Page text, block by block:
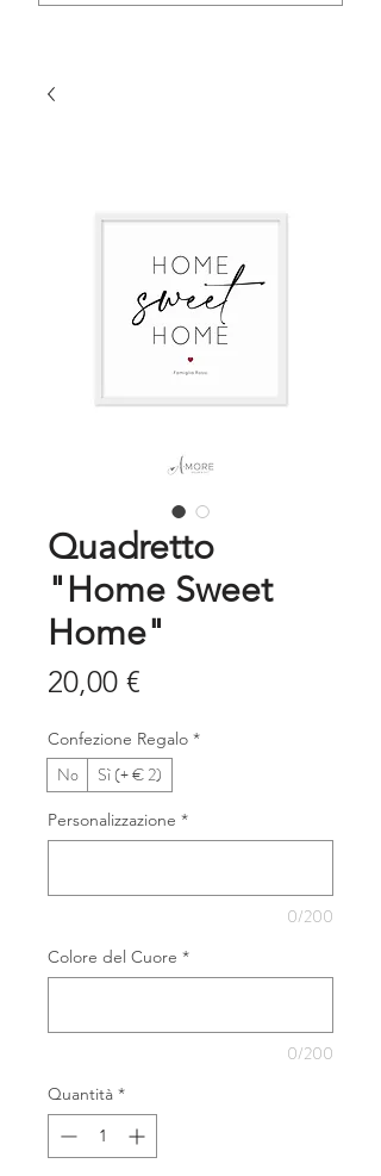
Quadretto
"Home Sweet
Home"
20,00 €
Confezione Regalo *
No Sì (+ € 2)
Personalizzazione *
0/200
Colore del Cuore *
0/200
Quantità *